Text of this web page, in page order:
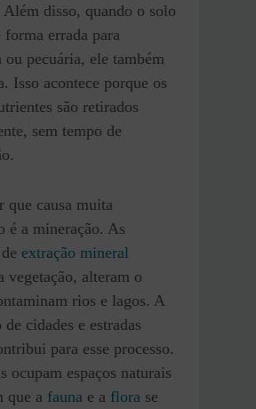
disso, quando o solo
forma errada para
ou pecuária, ele também
Isso acontece porque os
são retirados
sem tempo de
que causa muita
é a mineração. As
extração mineral
vegetação, alteram o
rios e lagos. A
de cidades e estradas
para esse processo.
ocupam espaços naturais
que a fauna e a flora se